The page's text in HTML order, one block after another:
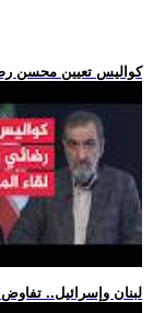
.. كواليس تعيين محسن
.. لبنان وإسرائيل..